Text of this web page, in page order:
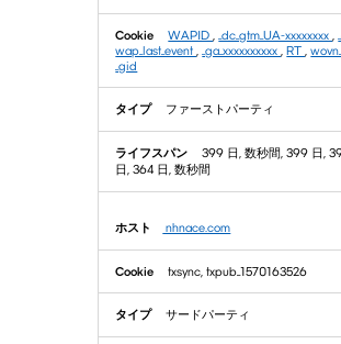
WAPID,_dc_gtm_UA-xxxxxxxx,
wap_last_event,_ga_xxxxxxxxxx,RT,
_gid
ファーストパーティ
399 日, 数秒間, 399 日,
日, 364 日, 数秒間
nhnace.com
txsync, txpub_1570163526
サードパーティ